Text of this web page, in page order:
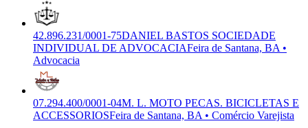
42.896.231/0001-75DANIEL BASTOS SOCIEDADE
INDIVIDUAL DE ADVOCACIAFeira de Santana, BA •
Advocacia
07.294.400/0001-04M. L. MOTO PECAS. BICICLETAS E
ACCESSORIOSFeira de Santana, BA • Comércio Varejista